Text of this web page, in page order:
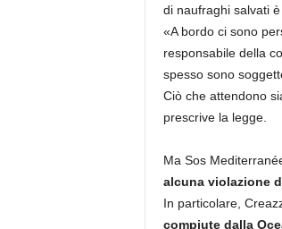
di naufraghi salvati
«A bordo ci sono
responsabile della
spesso sono
Ciò che attendono
prescrive la legge.
Ma Sos
alcuna violazione
In particolare,
compiute dalla